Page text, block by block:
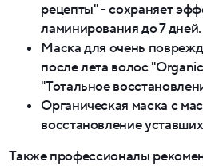
рецепты" - сохраняет
ламинирования до 7 дней.
Маска для очень
после лета волос
"Тотальное
Органическая маска с
восстановление
Также профессионалы